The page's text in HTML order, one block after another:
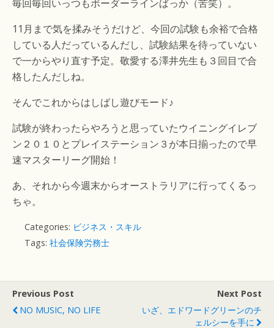
毎回毎回いっつもボーダーラインばっか（苦笑）。
11月まで気を揉みそうだけど、今回の試験も余裕で合格
している人だっているんだし、試験結果を待っていない
で一からやり直す予定。敬愛する澤井先生も３回目で合
格したんだしね。
そんでこれからはしばし遊びモード♪
試験が終わったらやろうと思っていたウイニングイレブ
ン２０１０とプレイステーション３が本日揃ったので早
速マスターリーグ開始！
あ、それから今週末からオーストラリアに行ってくるっ
ちゃ。
Categories: ビジネス・スキル
Tags: 社会保険労務士
Previous Post
NO MUSIC, NO LIFE
Next Post
いざ、エドワードグリーンのチ
ェルシーを手に